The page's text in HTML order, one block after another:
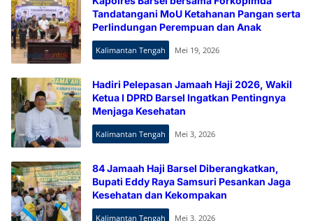
Tandatangani MoU Ketahanan Pangan serta
Perlindungan Perempuan dan Anak
Kalimantan Tengah Mei 19, 2026
Hadiri Pelepasan Jamaah Haji 2026, Wakil
Ketua I DPRD Barsel Ingatkan Pentingnya
Menjaga Kesehatan
Kalimantan Tengah Mei 3, 2026
84 Jamaah Haji Barsel Diberangkatkan,
Bupati Eddy Raya Samsuri Pesankan Jaga
Kesehatan dan Kekompakan
Kalimantan Tengah Mei 3, 2026